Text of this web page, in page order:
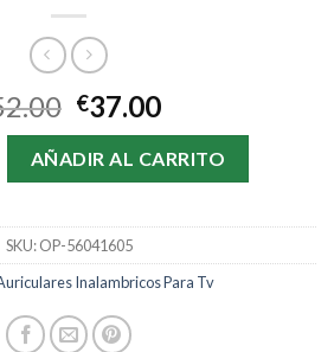
€37.00
para tv cantidad
AÑADIR AL CARRITO
SKU:OP-56041605
Inalambricos Para Tv